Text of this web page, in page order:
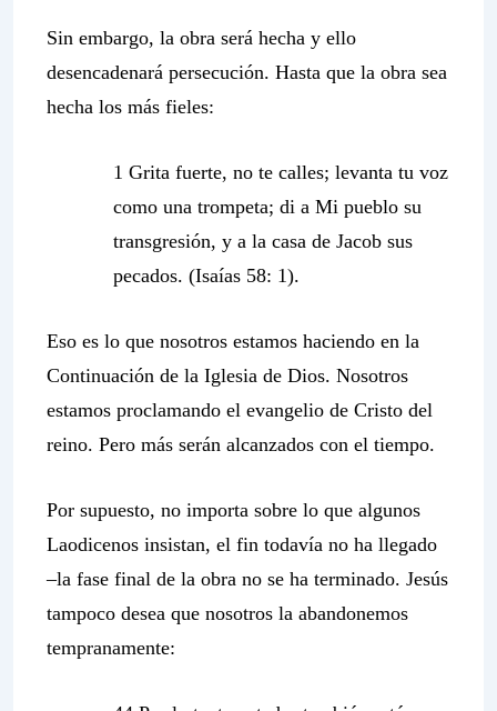
Sin embargo, la obra será hecha y ello
desencadenará persecución. Hasta que la obra sea
hecha los más fieles:
1 Grita fuerte, no te calles; levanta tu voz
como una trompeta; di a Mi pueblo su
transgresión, y a la casa de Jacob sus
pecados. (Isaías 58: 1).
Eso es lo que nosotros estamos haciendo en la
Continuación de la Iglesia de Dios. Nosotros
estamos proclamando el evangelio de Cristo del
reino. Pero más serán alcanzados con el tiempo.
Por supuesto, no importa sobre lo que algunos
Laodicenos insistan, el fin todavía no ha llegado
–la fase final de la obra no se ha terminado. Jesús
tampoco desea que nosotros la abandonemos
tempranamente: